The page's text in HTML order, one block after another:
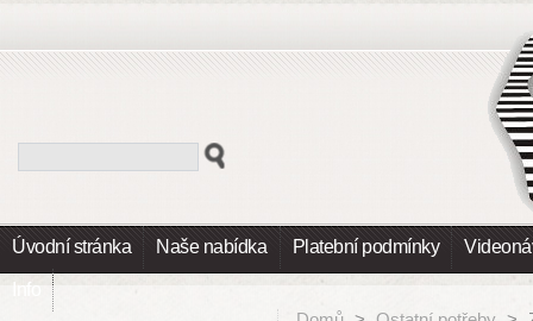
Úvodní stránka Naše nabídka Platební podmínky
Info